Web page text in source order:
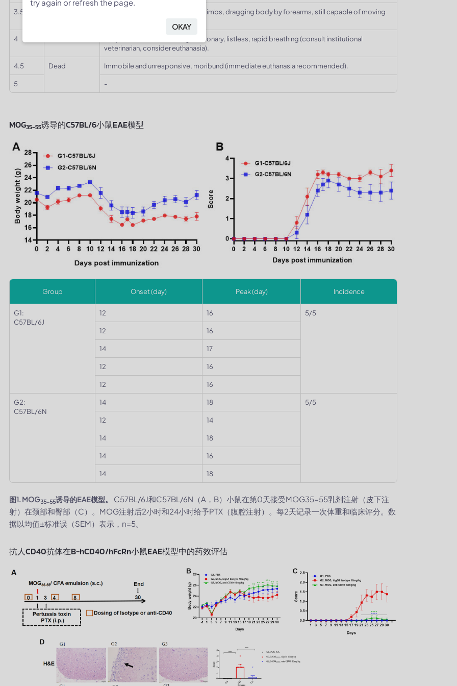
3.5
Complete paralysis of both hind limbs, dragging body by forearms, still capable of moving
4
Responsive but not moving/stationary, listless, rapid breathing (consult institutional
veterinarian, consider euthanasia).
4.5 Dead Immobile and unresponsive, moribund (immediate euthanasia recommended).
5 -
MOG35-55诱导的C57BL/6小鼠EAE模型
Group Onset (day) Peak (day) Incidence
G1:
C57BL/6J
12 16 5/5
12 16
14 17
12 16
12 16
G2:
C57BL/6N
14 18 5/5
12 14
14 18
14 16
14 18
图1. MOG35-55诱导的EAE模型。
C57BL/6J和C57BL/6N（A，B）小鼠在第0天接受MOG35-55乳剂注射（皮下注
射）在颈部和臀部（C）。MOG注射后2小时和24小时给予PTX（腹腔注射）。每2天记录一次体重和临床评分。数
据以均值±标准误（SEM）表示，n=5。
抗人CD40抗体在B-hCD40/hFcRn小鼠EAE模型中的药效评估
try again or refresh the page.
OKAY